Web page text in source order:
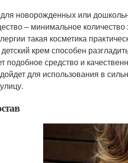
новорожденных или
– минимальное количество
такая косметика
крем способен
подобное средство и
для использования в